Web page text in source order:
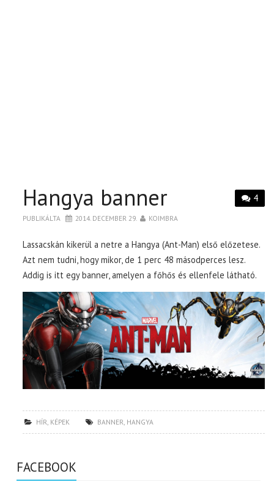
4
Hangya banner
PUBLIKÁLTA 2014. DECEMBER 29. KOIMBRA
Lassacskán kikerül a netre a Hangya (Ant-Man) első előzetese.
Azt nem tudni, hogy mikor, de 1 perc 48 másodperces lesz.
Addig is itt egy banner, amelyen a főhős és ellenfele látható.
HÍR KÉPEK BANNER HANGYA
FACEBOOK